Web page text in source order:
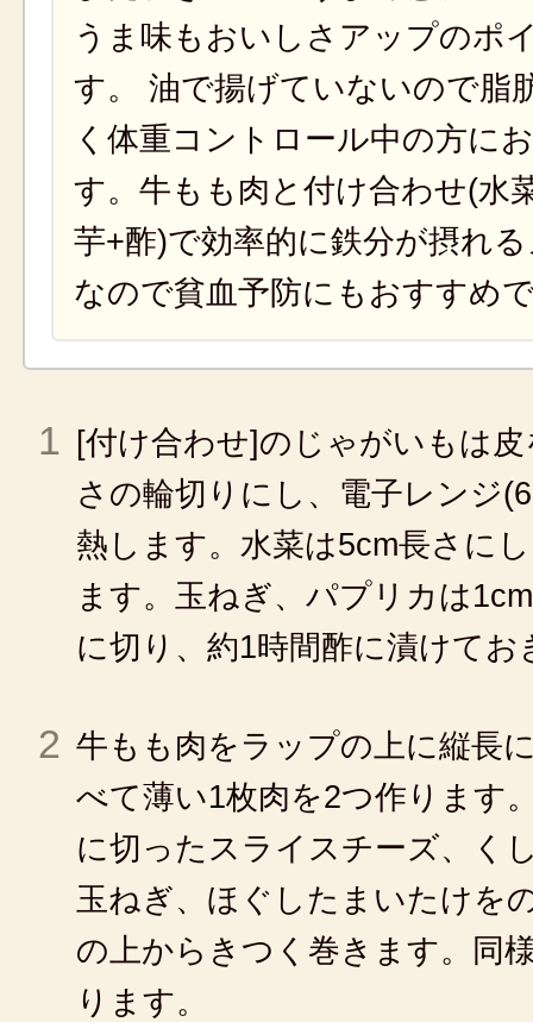
うま味もおいしさアップのポ
す。 油で揚げていないので脂
く体重コントロール中の方に
す。牛もも肉と付け合わせ(水
芋+酢)で効率的に鉄分が摂れ
なので貧血予防にもおすすめ
1 [付け合わせ]のじゃがいもは
さの輪切りにし、電子レンジ
熱します。水菜は5cm長さに
ます。玉ねぎ、パプリカは
に切り、約1時間酢に漬けてお
2 牛もも肉をラップの上に縦長
べて薄い1枚肉を2つ作ります
に切ったスライスチーズ、く
玉ねぎ、ほぐしたまいたけを
の上からきつく巻きます。同
ります。